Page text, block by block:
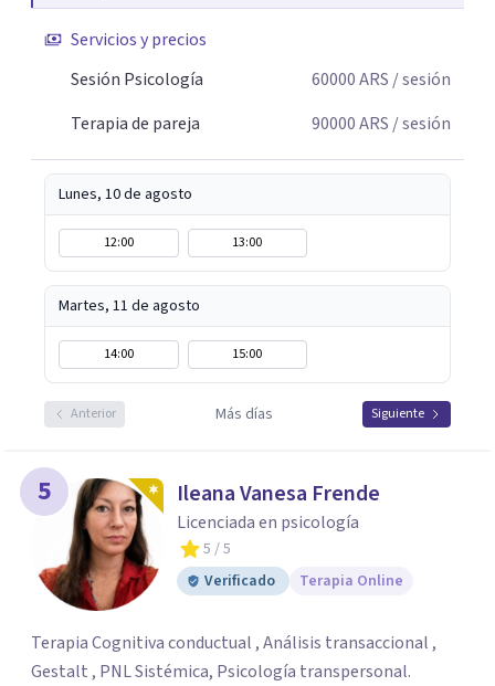
Servicios y precios
Sesión Psicología
60000ARS / sesión
Terapia de pareja
90000ARS / sesión
Lunes, 10 de agosto
12:00 13:00
Martes, 11 de agosto
14:00 15:00
Anterior Más días Siguiente
5 Ileana Vanesa Frende
Licenciada en psicología
5 / 5
Verificado
Terapia Online
Terapia Cognitiva conductual , Análisis transaccional ,
Gestalt , PNL Sistémica, Psicología transpersonal.